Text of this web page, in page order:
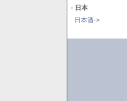
- 日本
日本酒->